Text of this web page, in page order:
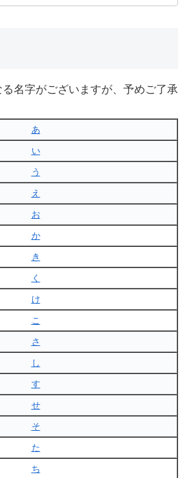
名字がございますが、予めご了承
あ
い
う
え
お
か
き
く
け
こ
さ
し
す
せ
そ
た
ち